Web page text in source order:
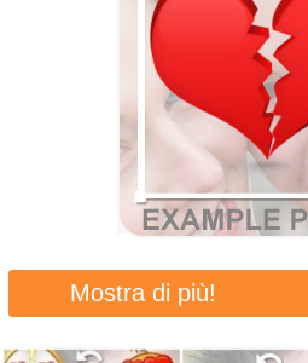
Mostra di più!